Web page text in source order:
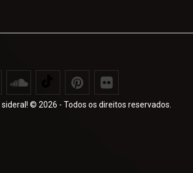
© 2026 - Todos os direitos reservados.